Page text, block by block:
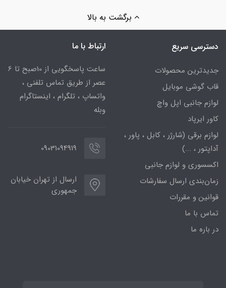
برگشت به بالا
دسترسی سریع
جدیدترین محصولات
قاب گوشی موبایل
لوازم جانبی اپل واچ
کاور ایرپاد
لوازم برقی (شارژر ، کابل ، پاور ،
آداپتور ، ...)
اکسسوری و لوازم جانبی
زمان‌بندی ارسال سفارشات
قوانین و مقررات
تماس با ما
در باره ما
ارتباط با ما
ساعت پاسخگویی از 10صبح تا 6
عصر از طریق تماس تلفنی ،
واتساپ ، تلگرام ، اینستاگرام
وبله
09031094919
ارسال از تهران خیابان
جمهوری